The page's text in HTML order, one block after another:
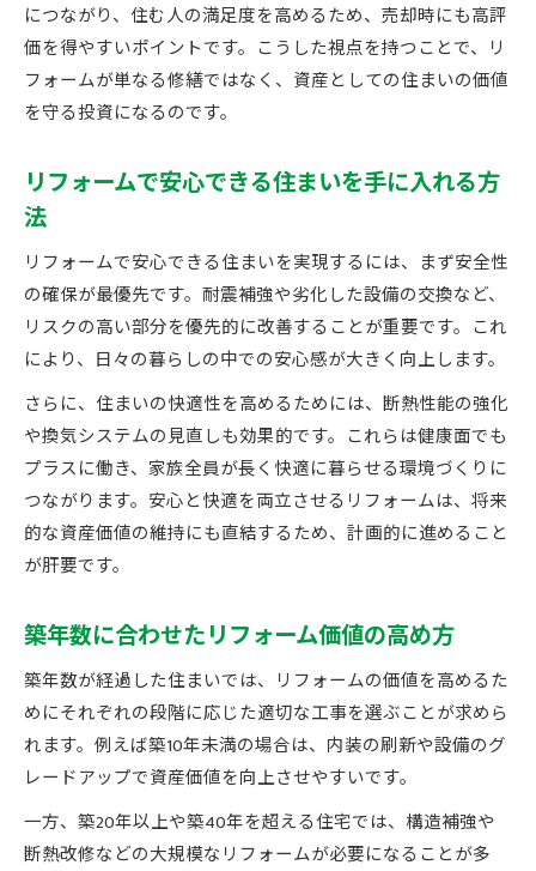
につながり、住む人の満足度を高めるため、売却時にも高評
価を得やすいポイントです。こうした視点を持つことで、リ
フォームが単なる修繕ではなく、資産としての住まいの価値
を守る投資になるのです。
リフォームで安心できる住まいを手に入れる方
法
リフォームで安心できる住まいを実現するには、まず安全性
の確保が最優先です。耐震補強や劣化した設備の交換など、
リスクの高い部分を優先的に改善することが重要です。これ
により、日々の暮らしの中での安心感が大きく向上します。
さらに、住まいの快適性を高めるためには、断熱性能の強化
や換気システムの見直しも効果的です。これらは健康面でも
プラスに働き、家族全員が長く快適に暮らせる環境づくりに
つながります。安心と快適を両立させるリフォームは、将来
的な資産価値の維持にも直結するため、計画的に進めること
が肝要です。
築年数に合わせたリフォーム価値の高め方
築年数が経過した住まいでは、リフォームの価値を高めるた
めにそれぞれの段階に応じた適切な工事を選ぶことが求めら
れます。例えば築10年未満の場合は、内装の刷新や設備のグ
レードアップで資産価値を向上させやすいです。
一方、築20年以上や築40年を超える住宅では、構造補強や
断熱改修などの大規模なリフォームが必要になることが多